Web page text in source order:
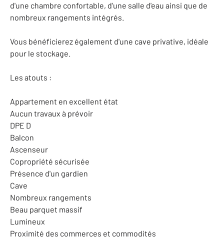
d'une chambre confortable, d'une salle d'eau ainsi que de
nombreux rangements intégrés.
Vous bénéficierez également d'une cave privative, idéale
pour le stockage.
Les atouts :
Appartement en excellent état
Aucun travaux à prévoir
DPE D
Balcon
Ascenseur
Copropriété sécurisée
Présence d'un gardien
Cave
Nombreux rangements
Beau parquet massif
Lumineux
Proximité des commerces et commodités